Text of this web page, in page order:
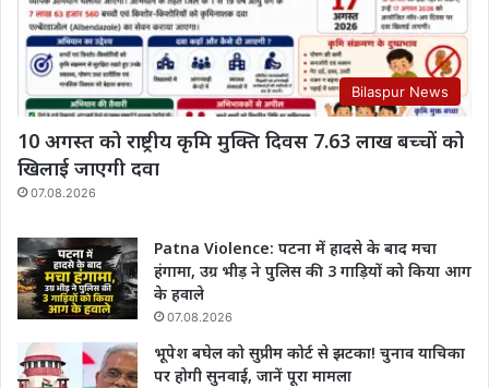
Bilaspur News
10 अगस्त को राष्ट्रीय कृमि मुक्ति दिवस 7.63 लाख बच्चों को
खिलाई जाएगी दवा
07.08.2026
Patna Violence: पटना में हादसे के बाद मचा
हंगामा, उग्र भीड़ ने पुलिस की 3 गाड़ियों को किया आग
के हवाले
07.08.2026
भूपेश बघेल को सुप्रीम कोर्ट से झटका! चुनाव याचिका
पर होगी सुनवाई, जानें पूरा मामला